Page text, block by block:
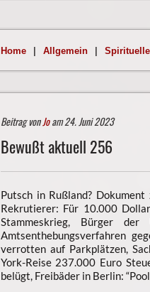
Home Allgemein
Beitrag vonJoam 24. Juni 2023
Bewußt aktuell 256
Putsch in Rußland?
Rekrutierer: Für 10.000
Stammeskrieg, Bürger
Amtsenthebungsverfahren
verrotten auf Parkplätzen,
York-Reise 237.000 Euro
belügt, Freibäder in Berlin: